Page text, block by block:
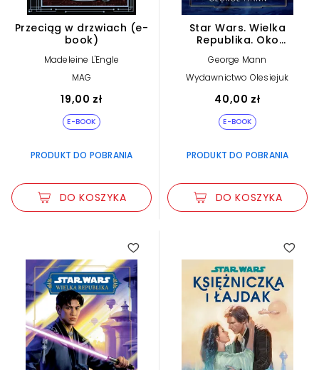
Przeciąg w drzwiach (e-
book)
Madeleine L'Engle
MAG
19,00 zł
E-BOOK
PRODUKT DO POBRANIA
DO KOSZYKA
Star Wars. Wielka
Republika. Oko
George Mann
Wydawnictwo Olesiejuk
40,00 zł
E-BOOK
PRODUKT DO POBRANIA
DO KOSZYKA